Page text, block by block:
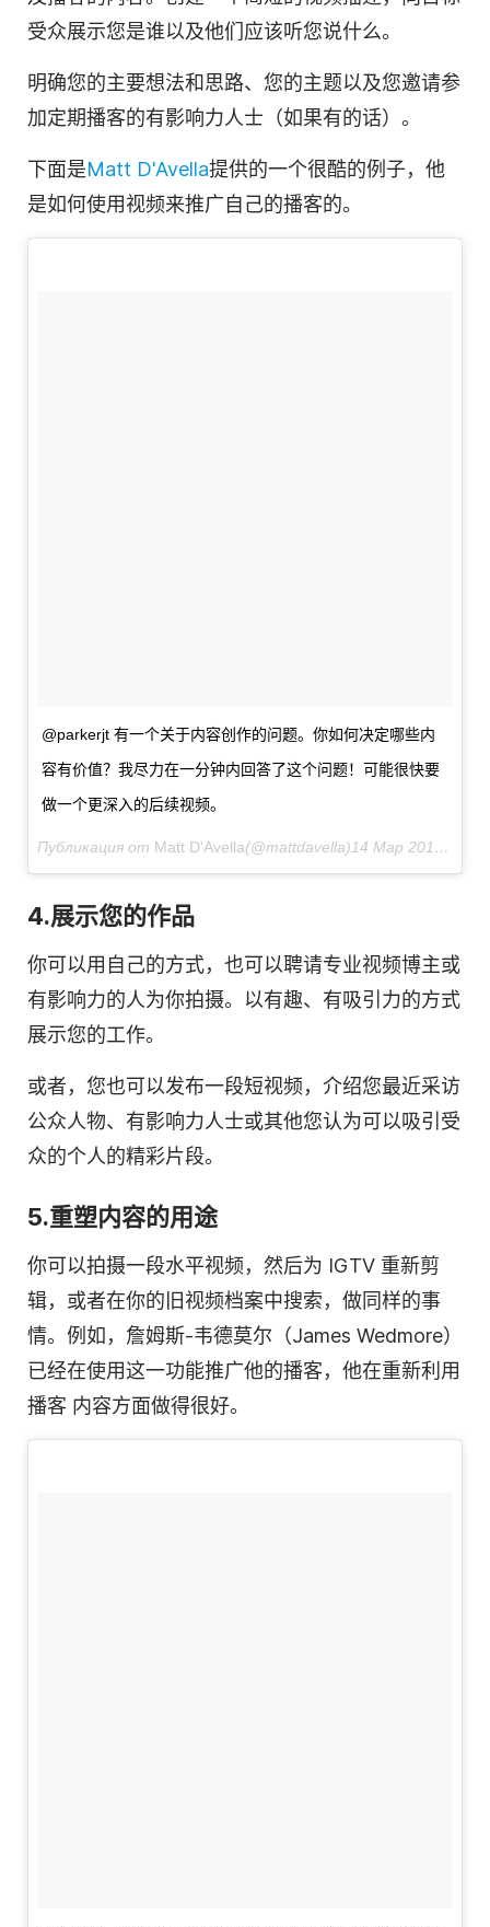
受众展示您是谁以及他们应该听您说什么。
明确您的主要想法和思路、您的主题以及您邀请参
加定期播客的有影响力人士（如果有的话）。
下面是Matt D'Avella提供的一个很酷的例子，他
是如何使用视频来推广自己的播客的。
@parkerjt 有一个关于内容创作的问题。你如何决定哪些内
容有价值？我尽力在一分钟内回答了这个问题！可能很快要
做一个更深入的后续视频。
Публикация от Matt D'Avella(@mattdavella)14 Мар 2018 в 4:13 PDT
4.展示您的作品
你可以用自己的方式，也可以聘请专业视频博主或
有影响力的人为你拍摄。以有趣、有吸引力的方式
展示您的工作。
或者，您也可以发布一段短视频，介绍您最近采访
公众人物、有影响力人士或其他您认为可以吸引受
众的个人的精彩片段。
5.重塑内容的用途
你可以拍摄一段水平视频，然后为 IGTV 重新剪
辑，或者在你的旧视频档案中搜索，做同样的事
情。例如，詹姆斯-韦德莫尔（James Wedmore）
已经在使用这一功能推广他的播客，他在重新利用
播客 内容方面做得很好。